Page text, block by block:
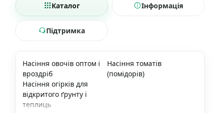
Каталог Інформація
Підтримка
Насіння овочів оптом і
вроздріб
Насіння томатів
(помідорів)
Насіння огірків для
відкритого ґрунту і
теплиць